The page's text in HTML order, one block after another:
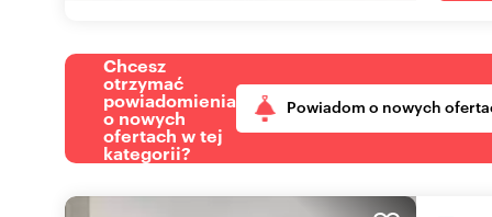
Chcesz
otrzymać
powiadomienia
o nowych
ofertach w tej
kategorii?
Powiadom o nowych